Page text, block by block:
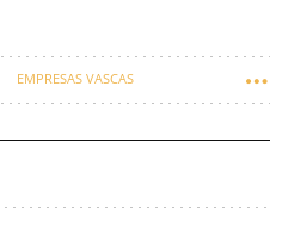
EMPRESAS VASCAS